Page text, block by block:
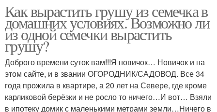
Как вырастить грушу из семечка в
домашних условиях. Возможно ли
из одной семечки вырастить
грушу?
Доброго времени суток вам!!!Я новичок… Новичок и на
этом сайте, и в звании ОГОРОДНИК/САДОВОД. Все 34
года прожила в квартире, а 20 лет на Севере, где кроме
карликовой берёзки и не росло то ничего…И вот… Взяли
в ипотеку домик с маленькими метрами земли…Ничего в